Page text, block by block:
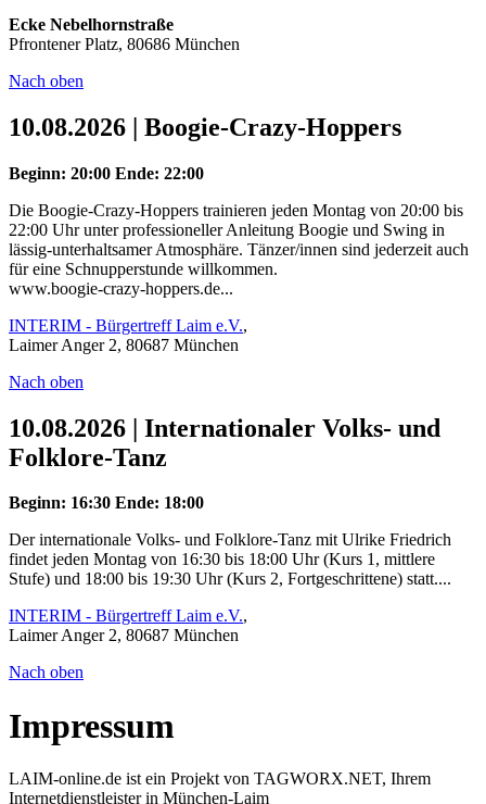
Ecke Nebelhornstraße
Pfrontener Platz, 80686 München
Nach oben
10.08.2026 | Boogie-Crazy-Hoppers
Beginn: 20:00 Ende: 22:00
Die Boogie-Crazy-Hoppers trainieren jeden Montag von 20:00 bis
22:00 Uhr unter professioneller Anleitung Boogie und Swing in
lässig-unterhaltsamer Atmosphäre. Tänzer/innen sind jederzeit auch
für eine Schnupperstunde willkommen.
www.boogie-crazy-hoppers.de...
INTERIM - Bürgertreff Laim e.V.,
Laimer Anger 2, 80687 München
Nach oben
10.08.2026 | Internationaler Volks- und
Folklore-Tanz
Beginn: 16:30 Ende: 18:00
Der internationale Volks- und Folklore-Tanz mit Ulrike Friedrich
findet jeden Montag von 16:30 bis 18:00 Uhr (Kurs 1, mittlere
Stufe) und 18:00 bis 19:30 Uhr (Kurs 2, Fortgeschrittene) statt....
INTERIM - Bürgertreff Laim e.V.,
Laimer Anger 2, 80687 München
Nach oben
Impressum
LAIM-online.de ist ein Projekt von TAGWORX.NET, Ihrem
Internetdienstleister in München-Laim